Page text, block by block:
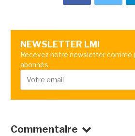
NEWSLETTER LMI
Recevez notre newsletter comme
abonnés
Commentaire